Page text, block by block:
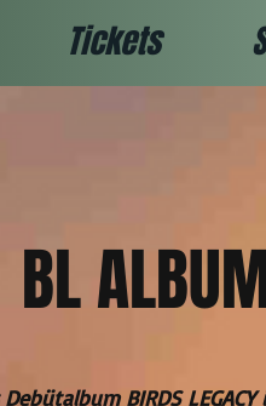
Tickets
BL
Debütalbum BIRDS